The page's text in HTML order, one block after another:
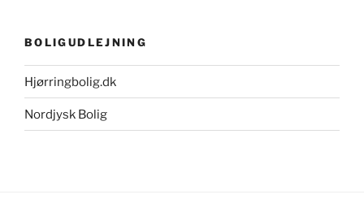
BOLIGUDLEJNING
Hjørringbolig.dk
Nordjysk Bolig